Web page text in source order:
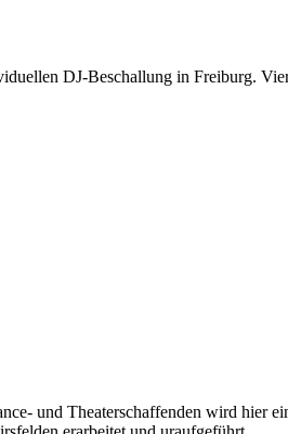
DJ-Beschallung in Freiburg.
und Theaterschaffenden wird hier